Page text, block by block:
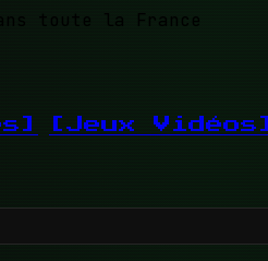
toute la France
[Jeux Vidéos]